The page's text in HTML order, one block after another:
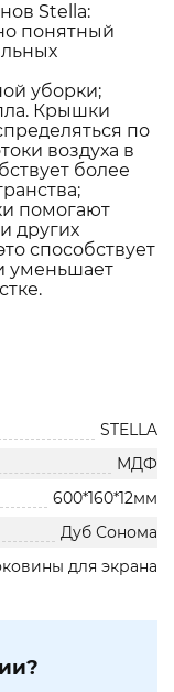
Stella:
понятный
уборки;
Крышки
по
воздуха в
более
помогают
других
способствует
уменьшает
STELLA
МДФ
600*160*12мм
Дуб Сонома
для экрана